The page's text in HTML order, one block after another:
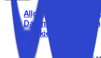
Allgemeine
Cookie-Richtlinie